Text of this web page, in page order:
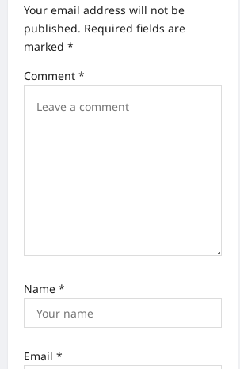
i
o
n
Your email address will not be
published. Required fields are
marked *
Comment *
Name *
Email *